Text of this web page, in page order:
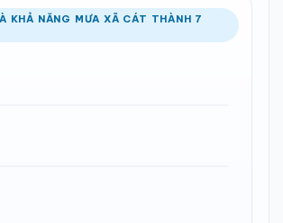
KHẢ NĂNG MƯA XÃ CÁT THÀNH 7